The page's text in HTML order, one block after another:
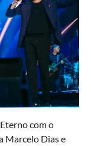
com o
Marcelo Dias e